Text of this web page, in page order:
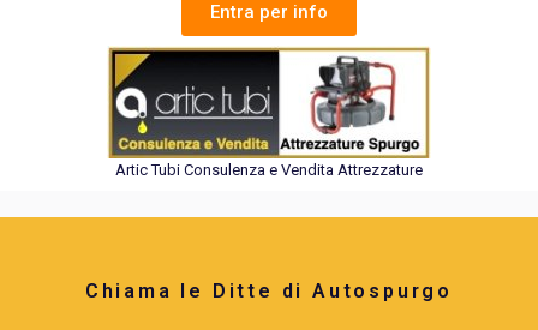
Entra per info
Artic Tubi Consulenza e Vendita Attrezzature
Chiama le Ditte di Autospurgo